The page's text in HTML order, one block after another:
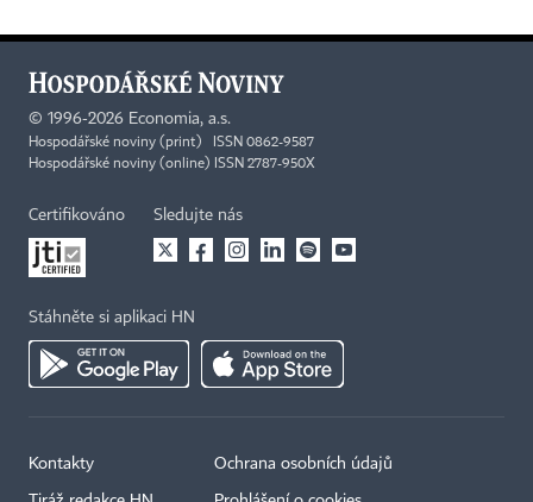
© 1996-2026 Economia, a.s.
Hospodářské noviny (print) ISSN 0862-9587
Hospodářské noviny (online) ISSN 2787-950X
Certifikováno Sledujte nás
Stáhněte si aplikaci HN
Kontakty Ochrana osobních údajů